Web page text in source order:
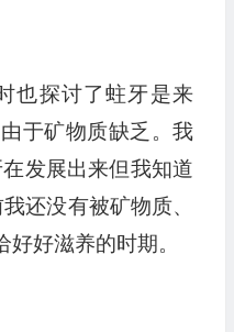
也探讨了蛀牙是来
于矿物质缺乏。我
发展出来但我知道
还没有被矿物质、
好滋养的时期。